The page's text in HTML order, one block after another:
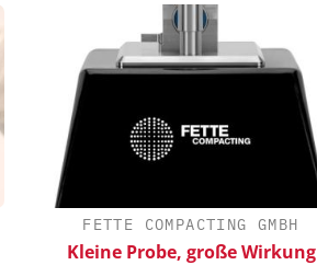
FETTE COMPACTING GMBH
Kleine Probe, große Wirkung